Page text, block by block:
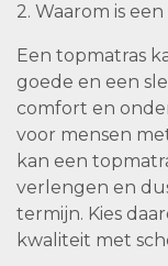
2. Waarom is
Een topmatras
goede en een
comfort en
voor mensen
kan een
verlengen en
termijn. Kies
kwaliteit met